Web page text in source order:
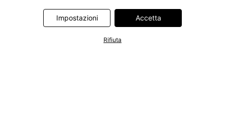
Limited, Pinterest Europe Limited, RTB-House GmbH, TikTok
Information Technologies UK Limited. Ulteriori informazioni sul
informativa privacy e cookie
Impostazioni Accetta
Rifiuta